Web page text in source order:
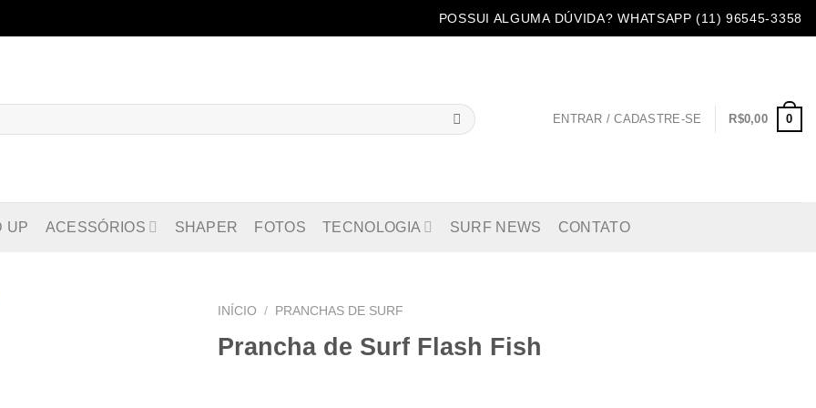
POSSUI ALGUMA DÚVIDA? WHATSAPP (11) 96545-3358
ENTRAR / CADASTRE-SE R$0,00 0
UP ACESSÓRIOS SHAPER FOTOS TECNOLOGIA SURF NEWS CONTATO
INÍCIO / PRANCHAS DE SURF
Prancha de Surf Flash Fish